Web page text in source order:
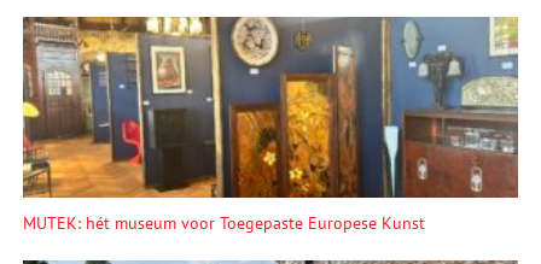
MUTEK: hét museum voor Toegepaste Europese Kunst